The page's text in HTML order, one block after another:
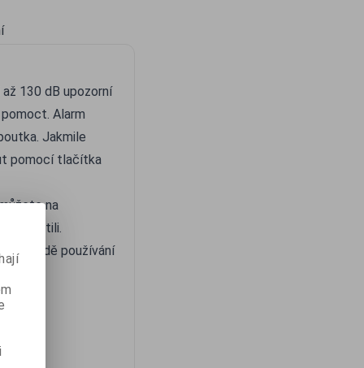
130 dB upozorní
Alarm
Jakmile
pomocí tlačítka
na
neztratili.
případě používání